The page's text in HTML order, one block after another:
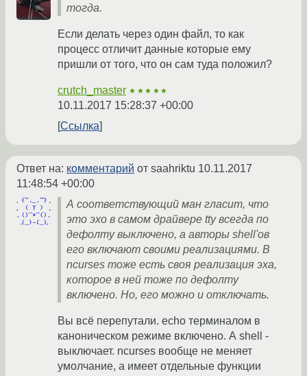
тогда.
Если делать через один файл, то как
процесс отличит данные которые ему
пришли от того, что он сам туда положил?
crutch_master ★★★★★
10.11.2017 15:28:37 +00:00
Ссылка
Ответ на: комментарий от saahriktu 10.11.2017
11:48:54 +00:00
А соответствующий ман гласит, что
это эхо в самом драйвере tty всегда по
дефолту выключено, а авторы shell'ов
его включают своими реализациями. В
ncurses тоже есть своя реализация эха,
которое в ней тоже по дефолту
включено. Но, его можно и отключать.
Вы всё перепутали. echo терминалом в
каноническом режиме включено. А shell -
выключает. ncurses вообще не меняет
умолчание, а имеет отдельные функции